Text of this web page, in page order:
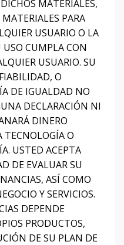
MATERIALES,
PARA
USUARIO O LA
CUMPLA CON
USUARIO. SU
O
DE IGUALDAD NO
DECLARACIÓN NI
DINERO
O
USTED ACEPTA
DE EVALUAR SU
ASÍ COMO
Y SERVICIOS.
DEPENDE
PRODUCTOS,
DE SU PLAN DE